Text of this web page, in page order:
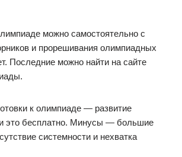
можно самостоятельно с
и прорешивания олимпиадных
Последние можно найти на сайте
к олимпиаде — развитие
это бесплатно. Минусы — большие
системности и нехватка